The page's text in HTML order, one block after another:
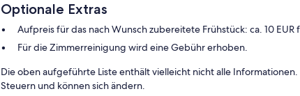
Optionale Extras
Aufpreis für das nach Wunsch zubereitete Frühstück: ca. 10
Für die Zimmerreinigung wird eine Gebühr erhoben.
Die oben aufgeführte Liste enthält vielleicht nicht alle
Steuern und können sich ändern.